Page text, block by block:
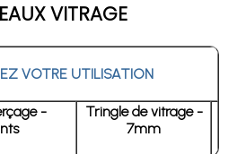
VITRAGE
VOTRE UTILISATION
-
Tringle de vitrage -
7mm